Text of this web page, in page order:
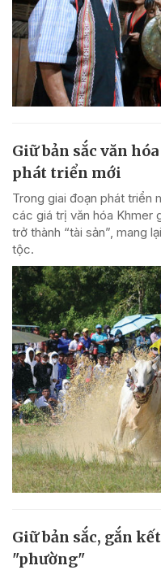
Giữ bản sắc văn
phát triển mới
Trong giai đoạn phát triển
các giá trị văn hóa Khmer
trở thành “tài sản”, mang
tộc.
Giữ bản sắc, gắn
"phường"